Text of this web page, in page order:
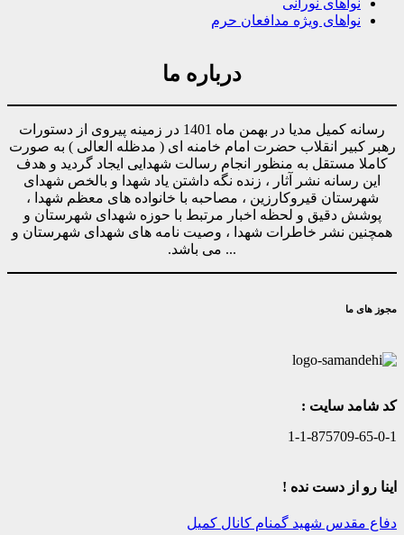
نواهای نورانی
نواهای ویژه مدافعان حرم
درباره ما
رسانه کمیل مدیا در بهمن ماه 1401 در زمینه پیروی از دستورات
رهبر کبیر انقلاب حضرت امام خامنه ای ( مدظله العالی ) به صورت
کاملا مستقل به منظور انجام رسالت شهدایی ایجاد گردید و هدف
این رسانه نشر آثار ، زنده نگه داشتن یاد شهدا و بالخص شهدای
شهرستان قیروکارزین ، مصاحبه با خانواده های معظم شهدا ،
پوشش دقیق و لحظه اخبار مرتبط با حوزه شهدای شهرستان و
همچنین نشر خاطرات شهدا ، وصیت نامه های شهدای شهرستان و
... می باشد.
مجوز های ما
کد شامد سایت :
1-1-875709-65-0-1
اینا رو از دست نده !
دفاع مقدس شهید گمنام کانال کمیل